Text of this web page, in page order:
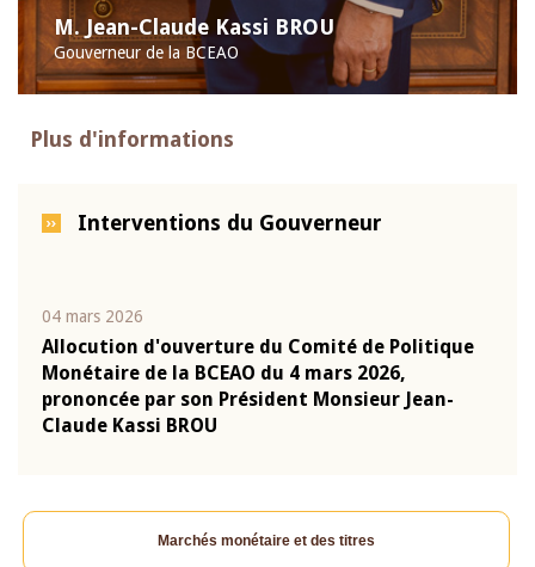
M. Jean-Claude Kassi BROU
Gouverneur de la BCEAO
Plus d'informations
Interventions du Gouverneur
04 mars 2026
Allocution d'ouverture du Comité de Politique
Monétaire de la BCEAO du 4 mars 2026,
prononcée par son Président Monsieur Jean-
Claude Kassi BROU
Marchés monétaire et des titres